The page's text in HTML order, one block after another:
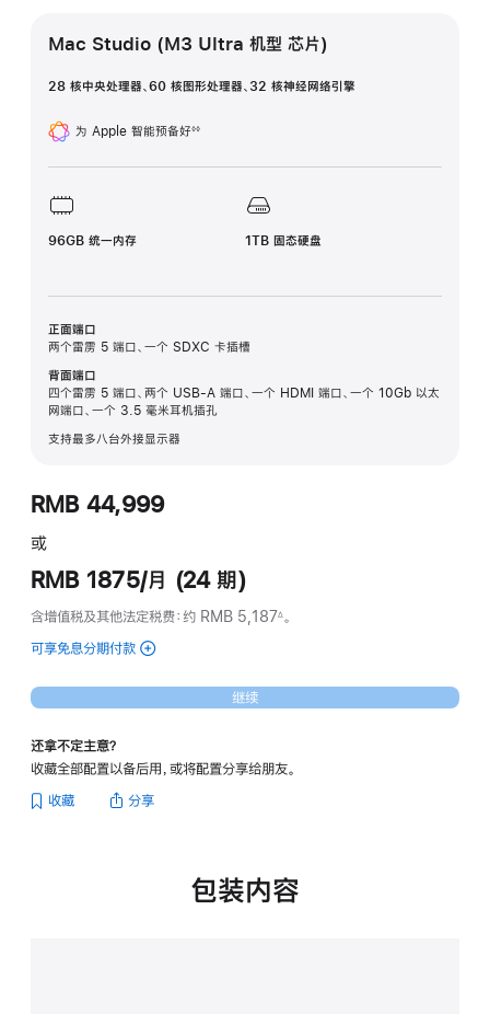
Mac Studio (M3 Ultra 机型 芯片)
28 核中央处理器、60 核图形处理器、32 核神经网络引擎
为 Apple 智能预备好◊◊
96GB 统一内存 1TB 固态硬盘
正面端口
两个雷雳 5 端口、一个 SDXC 卡插槽
背面端口
四个雷雳 5 端口、两个 USB-A 端口、一个 HDMI 端口、一个 10Gb 以太
网端口、一个 3.5 毫米耳机插孔
支持最多八台外接显示器
RMB 44,999
或
RMB 1875/月 (24 期)
含增值税及其他法定税费：约 RMB 5,187∆。
可享免息分期付款 (Mac Studio
分
期
选
项)
继续
还拿不定主意？
收藏全部配置以备后用，或将配置分享给朋友。
收藏 分享
包装内容